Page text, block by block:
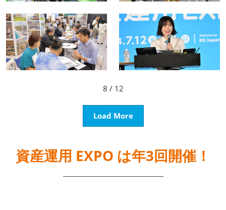
8 / 12
Load More
資産運用 EXPO は年3回開催！